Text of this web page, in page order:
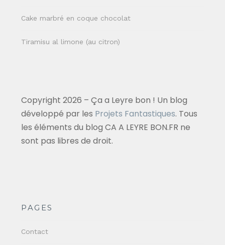
Cake marbré en coque chocolat
Tiramisu al limone (au citron)
Copyright 2026 – Ça a Leyre bon ! Un blog
développé par les Projets Fantastiques. Tous
les éléments du blog CA A LEYRE BON.FR ne
sont pas libres de droit.
PAGES
Contact